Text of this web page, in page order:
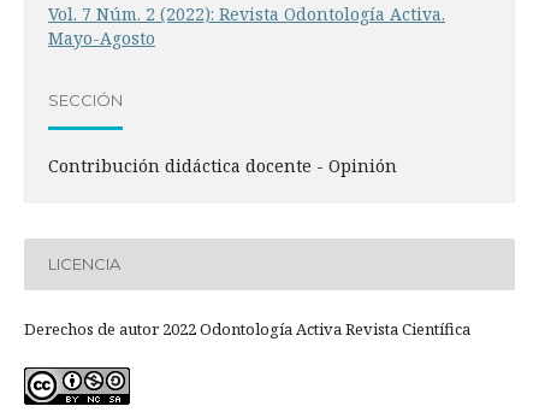
Vol. 7 Núm. 2 (2022): Revista Odontología Activa.
Mayo-Agosto
SECCIÓN
Contribución didáctica docente - Opinión
LICENCIA
Derechos de autor 2022 Odontología Activa Revista Científica